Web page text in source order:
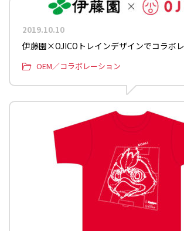
2019.10.10
伊藤園×OJICOトレインデザインでコラボ
OEM／コラボレーション